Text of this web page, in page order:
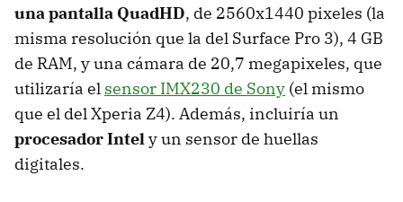
una pantalla QuadHD, de 2560x1440 pixeles (la
misma resolución que la del Surface Pro 3), 4 GB
de RAM, y una cámara de 20,7 megapixeles, que
utilizaría el sensor IMX230 de Sony (el mismo
que el del Xperia Z4). Además, incluiría un
procesador Intely un sensor de huellas
digitales.